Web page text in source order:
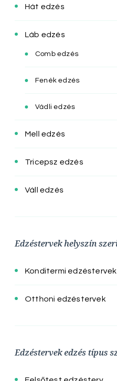
Hát edzés
Láb edzés
Comb edzés
Fenék edzés
Vádli edzés
Mell edzés
Tricepsz edzés
Váll edzés
Edzéstervek helyszín
Konditermi edzéstervek
Otthoni edzéstervek
Edzéstervek edzés típus